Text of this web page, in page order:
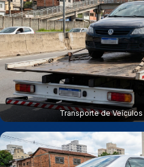
Transporte de